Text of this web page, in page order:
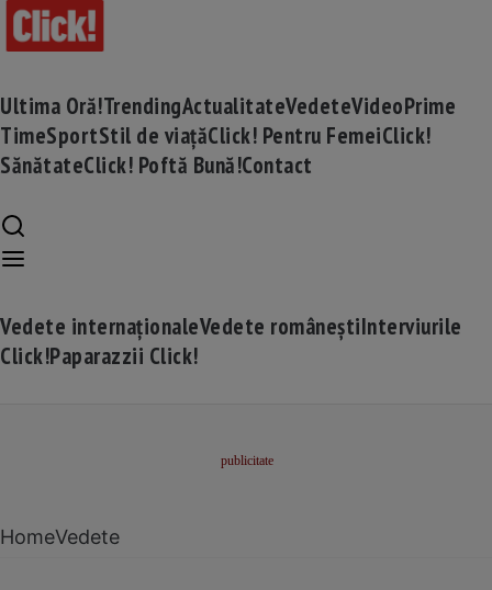
Ultima Oră!TrendingActualitateVedeteVideoPrime
TimeSportStil de viațăClick! Pentru FemeiClick!
SănătateClick! Poftă Bună!Contact
Vedete internaționaleVedete româneștiInterviurile
Click!Paparazzii Click!
HomeVedete